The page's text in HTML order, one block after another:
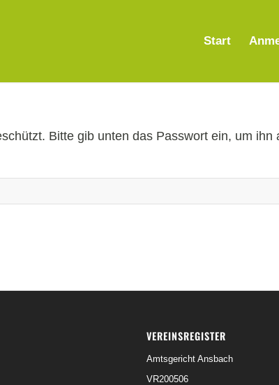
Start
Bitte gib unten das Passwort ein, um ihn
VEREINSREGISTER
Amtsgericht Ansbach
VR200506